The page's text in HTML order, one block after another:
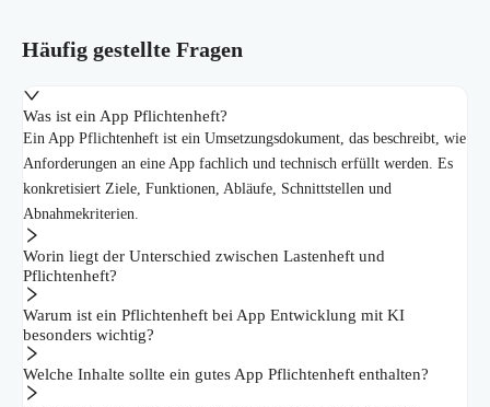
Häufig gestellte Fragen
Was ist ein App Pflichtenheft?
Ein App Pflichtenheft ist ein Umsetzungsdokument, das beschreibt, wie
Anforderungen an eine App fachlich und technisch erfüllt werden. Es
konkretisiert Ziele, Funktionen, Abläufe, Schnittstellen und
Abnahmekriterien.
Worin liegt der Unterschied zwischen Lastenheft und
Pflichtenheft?
Warum ist ein Pflichtenheft bei App Entwicklung mit KI
besonders wichtig?
Welche Inhalte sollte ein gutes App Pflichtenheft enthalten?